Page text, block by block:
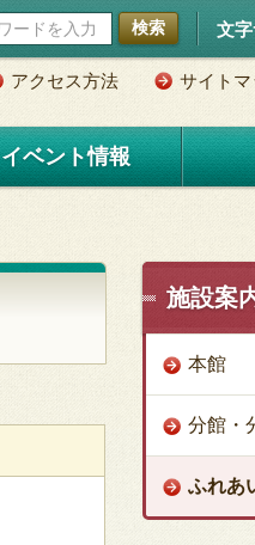
検索 文
アクセス方法 サイト
イベント情報
施設案
本館
分館・
ふれあ